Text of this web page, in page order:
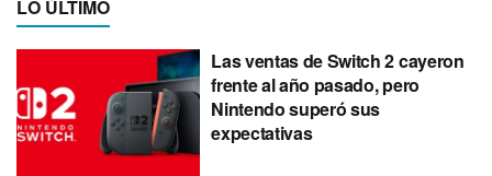
LO ÚLTIMO
Las ventas de Switch 2 cayeron
frente al año pasado, pero
Nintendo superó sus
expectativas